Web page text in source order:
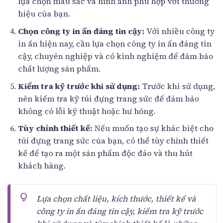
hiệu của bạn.
Chọn công ty in ấn đáng tin cậy: Với nhiều công ty
in ấn hiện nay, cần lựa chọn công ty in ấn đáng tin
cậy, chuyên nghiệp và có kinh nghiệm để đảm bảo
chất lượng sản phẩm.
Kiểm tra kỹ trước khi sử dụng: Trước khi sử dụng,
nên kiểm tra kỹ túi đựng trang sức để đảm bảo
không có lỗi kỹ thuật hoặc hư hỏng.
Tùy chỉnh thiết kế: Nếu muốn tạo sự khác biệt cho
túi đựng trang sức của bạn, có thể tùy chỉnh thiết
kế để tạo ra một sản phẩm độc đáo và thu hút
khách hàng.
Lựa chọn chất liệu, kích thước, thiết kế và
công ty in ấn đáng tin cậy, kiểm tra kỹ trước